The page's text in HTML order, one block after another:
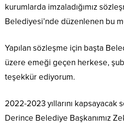
kurumlarda imzaladığımız
Belediyesi’nde düzenlenen bu
Yapılan sözleşme için başta
üzere emeği geçen herkese,
teşekkür ediyorum.
2022-2023 yıllarını kapsayacak
Derince Belediye Başkanımız